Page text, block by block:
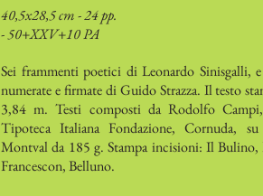
40,5x28,5 cm - 24 pp.
- 50+XXV+10 PA
Sei frammenti poetici di Leonardo Sinisgalli,
numerate e firmate di Guido Strazza. Il testo
3,84 m. Testi composti da Rodolfo
Tipoteca Italiana Fondazione, Cornuda,
Montval da 185 g. Stampa incisioni: Il Bulino,
Francescon, Belluno.